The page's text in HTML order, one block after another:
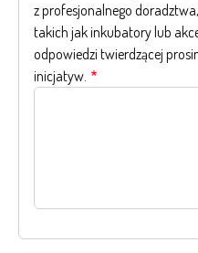
z profesjonalnego
takich jak inkubatory lub
odpowiedzi twierdzącej
inicjatyw.